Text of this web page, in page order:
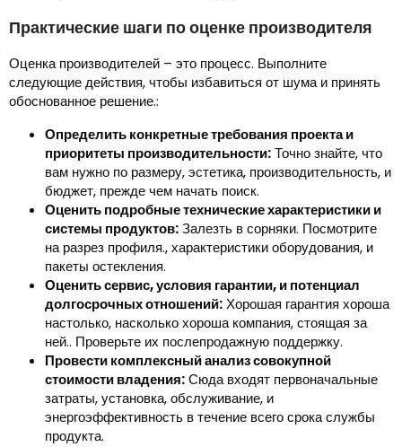
Практические шаги по оценке производителя
Оценка производителей – это процесс. Выполните
следующие действия, чтобы избавиться от шума и принять
обоснованное решение.:
Определить конкретные требования проекта и
приоритеты производительности:Точно знайте, что
вам нужно по размеру, эстетика, производительность, и
бюджет, прежде чем начать поиск.
Оценить подробные технические характеристики и
системы продуктов:Залезть в сорняки. Посмотрите
на разрез профиля., характеристики оборудования, и
пакеты остекления.
Оценить сервис, условия гарантии, и потенциал
долгосрочных отношений:Хорошая гарантия хороша
настолько, насколько хороша компания, стоящая за
ней.. Проверьте их послепродажную поддержку.
Провести комплексный анализ совокупной
стоимости владения:Сюда входят первоначальные
затраты, установка, обслуживание, и
энергоэффективность в течение всего срока службы
продукта.